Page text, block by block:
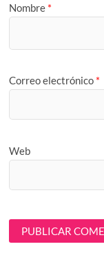
Nombre *
Correo electrónico *
Web